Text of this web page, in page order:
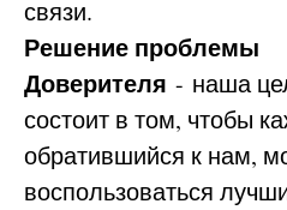
связи.
Решение проблемы
Доверителя - наша
состоит в том, чтобы
обратившийся к нам,
воспользоваться